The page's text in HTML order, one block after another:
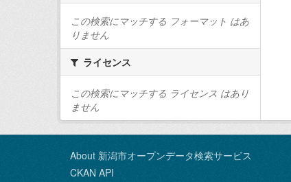
この検索にマッチする フォーマット はあ
りません
ライセンス
この検索にマッチする ライセンス はあり
ません
About 新潟市オープンデータ検索サービス
CKAN API